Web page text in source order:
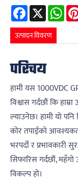
Facebook
X
उत्पादन विवरण
परिचय
हामी यस 1000VDC
विश्वास गर्दछौं कि
ल्याउनेछ। हामी यो
कोर तपाईको
भरपर्दो र प्रभावकारी
सिफारिस गर्दछौं,
विकल्प हो।